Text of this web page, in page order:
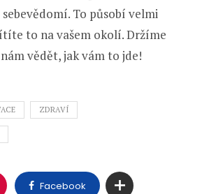
To působí velmi
to na vašem okolí. Držíme
vědět, jak vám to jde!
ZDRAVÍ
Facebook